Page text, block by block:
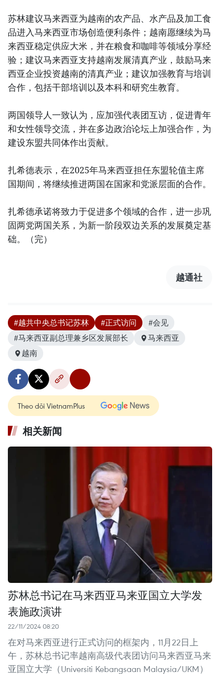
苏林建议马来西亚为越南的农产品、水产品及加工食
品进入马来西亚市场创造便利条件；越南愿继续为马
来西亚稳定供应大米，并在粮食和咖啡等领域分享经
验；建议马来西亚支持越南发展清真产业，鼓励马来
西亚企业投资越南的清真产业；建议加强教育与培训
合作，包括干部培训以及本科和研究生教育。
两国领导人一致认为，应加强代表团互访，促进青年
和女性领导交流，并在多边政治论坛上加强合作，为
建设东盟共同体作出贡献。
扎希德表示，在2025年马来西亚担任东盟轮值主席
国期间，将继续推进两国在国家和党派层面的合作。
扎希德承诺将致力于促进多个领域的合作，进一步巩
固两党两国关系，为新一阶段双边关系的发展奠定基
础。（完）
越通社
#越共中央总书记苏林 #正式访问
#会见
#马来西亚副总理兼乡区发展部长
马来西亚
越南
Theo dõi VietnamPlus
相关新闻
苏林总书记在马来西亚马来亚国立大学发
表施政演讲
22/11/2024 08:20
在对马来西亚进行正式访问的框架内，11月22日上
午，苏林总书记率越南高级代表团访问马来西亚马来
亚国立大学（Universiti Kebangsaan Malaysia/UKM）